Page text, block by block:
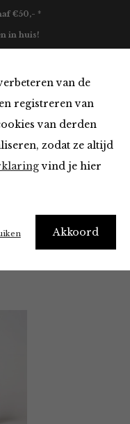
van de
registreren van
van derden
zodat ze altijd
vind je hier
Akkoord
€50,- *
in huis!
cognac
Portemonnees